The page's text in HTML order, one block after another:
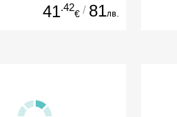
41.42
€ / 81лв.